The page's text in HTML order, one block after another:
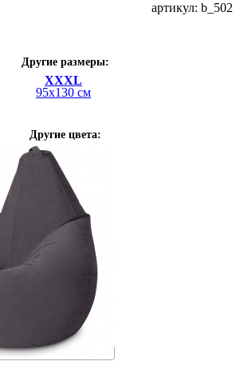
артикул: b_502
Другие размеры:
XXXL
95х130 см
Другие цвета: